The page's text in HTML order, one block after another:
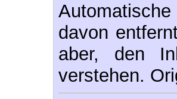
davon
aber, den
verstehen.